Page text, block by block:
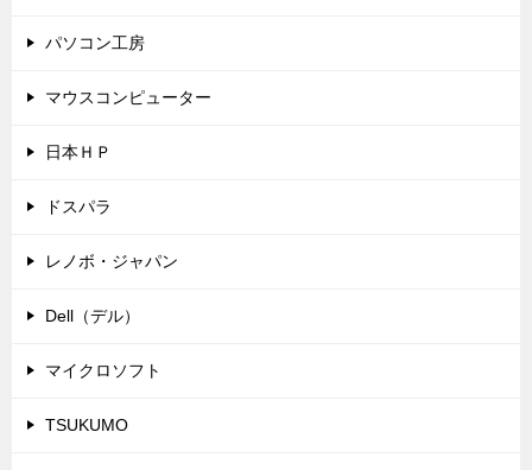
パソコン工房
マウスコンピューター
日本ＨＰ
ドスパラ
レノボ・ジャパン
Dell（デル）
マイクロソフト
TSUKUMO